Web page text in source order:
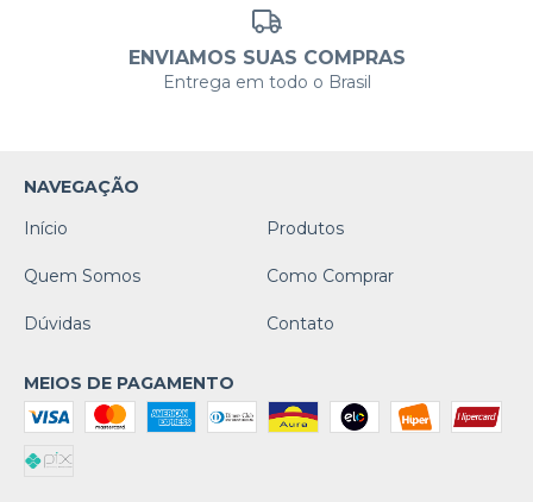
ENVIAMOS SUAS COMPRAS
Entrega em todo o Brasil
NAVEGAÇÃO
Início
Produtos
Quem Somos Como Comprar
Dúvidas Contato
MEIOS DE PAGAMENTO